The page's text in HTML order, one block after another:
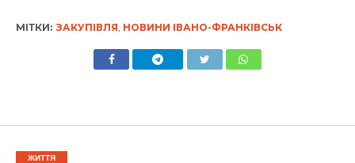
МІТКИ: ЗАКУПІВЛЯ НОВИНИ ІВАНО-ФРАНКІВСЬК
ЖИТТЯ